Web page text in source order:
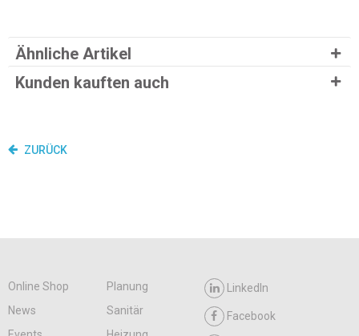
Ähnliche Artikel
Kunden kauften auch
ZURÜCK
Online Shop
Planung
News
Sanitär
LinkedIn
Facebook